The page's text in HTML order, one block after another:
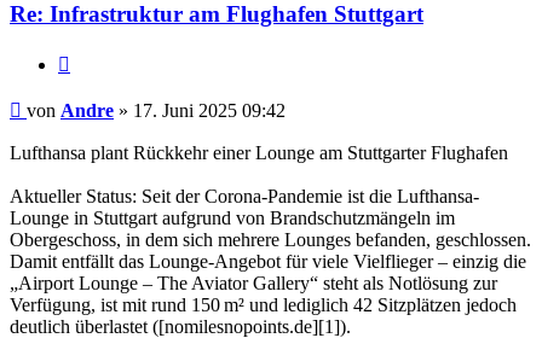
Re: Infrastruktur am Flughafen Stuttgart
Beitrag
von Andre » 17. Juni 2025 09:42
Lufthansa plant Rückkehr einer Lounge am Stuttgarter Flughafen
Aktueller Status: Seit der Corona-Pandemie ist die Lufthansa-
Lounge in Stuttgart aufgrund von Brandschutzmängeln im
Obergeschoss, in dem sich mehrere Lounges befanden, geschlossen.
Damit entfällt das Lounge-Angebot für viele Vielflieger – einzig die
„Airport Lounge – The Aviator Gallery“ steht als Notlösung zur
Verfügung, ist mit rund 150 m² und lediglich 42 Sitzplätzen jedoch
deutlich überlastet ([nomilesnopoints.de][1]).